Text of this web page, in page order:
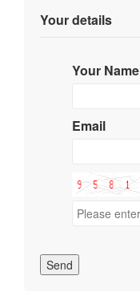
Your details
Your Name
Email
Send